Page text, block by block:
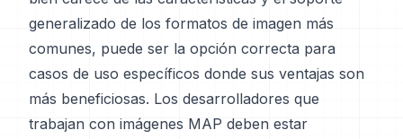
generalizado de los formatos de imagen más
comunes, puede ser la opción correcta para
casos de uso específicos donde sus ventajas son
más beneficiosas. Los desarrolladores que
trabajan con imágenes MAP deben estar